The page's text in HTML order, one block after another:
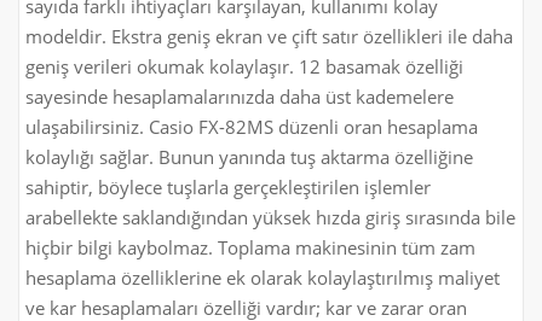
sayıda farklı ihtiyaçları karşılayan, kullanımı kolay
modeldir. Ekstra geniş ekran ve çift satır özellikleri ile daha
geniş verileri okumak kolaylaşır. 12 basamak özelliği
sayesinde hesaplamalarınızda daha üst kademelere
ulaşabilirsiniz. Casio FX-82MS düzenli oran hesaplama
kolaylığı sağlar. Bunun yanında tuş aktarma özelliğine
sahiptir, böylece tuşlarla gerçekleştirilen işlemler
arabellekte saklandığından yüksek hızda giriş sırasında bile
hiçbir bilgi kaybolmaz. Toplama makinesinin tüm zam
hesaplama özelliklerine ek olarak kolaylaştırılmış maliyet
ve kar hesaplamaları özelliği vardır; kar ve zarar oran